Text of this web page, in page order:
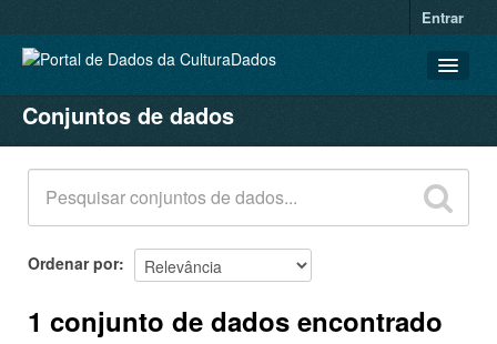
Entrar
CONJUNTOS DE DADOS
ORGANIZAÇÕES
GRUPOS
SOBRE
Conjuntos de dados
Ordenar por
1 conjunto de dados encontrado